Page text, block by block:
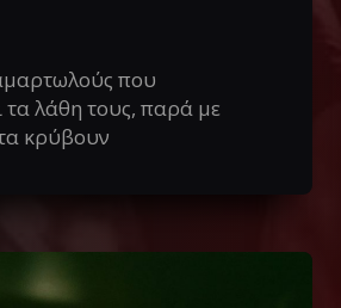
που
λάθη τους, παρά με
κρύβουν